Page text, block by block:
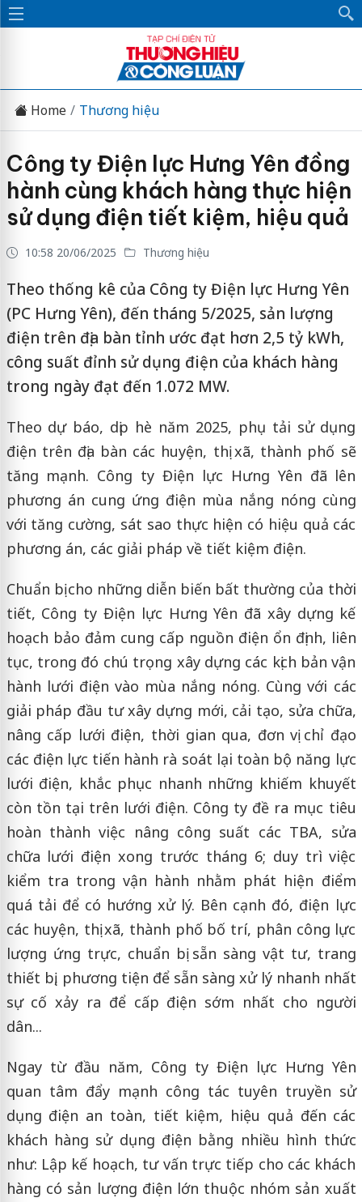
Home Thương hiệu
Công ty Điện lực Hưng Yên đồng
hành cùng khách hàng thực hiện
sử dụng điện tiết kiệm, hiệu quả
10:58 20/06/2025 Thương hiệu
Theo thống kê của Công ty Điện lực Hưng Yên
(PC Hưng Yên), đến tháng 5/2025, sản lượng
điện trên địa bàn tỉnh ước đạt hơn 2,5 tỷ kWh,
công suất đỉnh sử dụng điện của khách hàng
trong ngày đạt đến 1.072 MW.
Theo dự báo, dịp hè năm 2025, phụ tải sử dụng
điện trên địa bàn các huyện, thị xã, thành phố sẽ
tăng mạnh. Công ty Điện lực Hưng Yên đã lên
phương án cung ứng điện mùa nắng nóng cùng
với tăng cường, sát sao thực hiện có hiệu quả các
phương án, các giải pháp về tiết kiệm điện.
Chuẩn bị cho những diễn biến bất thường của thời
tiết, Công ty Điện lực Hưng Yên đã xây dựng kế
hoạch bảo đảm cung cấp nguồn điện ổn định, liên
tục, trong đó chú trọng xây dựng các kịch bản vận
hành lưới điện vào mùa nắng nóng. Cùng với các
giải pháp đầu tư xây dựng mới, cải tạo, sửa chữa,
nâng cấp lưới điện, thời gian qua, đơn vị chỉ đạo
các điện lực tiến hành rà soát lại toàn bộ năng lực
lưới điện, khắc phục nhanh những khiếm khuyết
còn tồn tại trên lưới điện. Công ty đề ra mục tiêu
hoàn thành việc nâng công suất các TBA, sửa
chữa lưới điện xong trước tháng 6; duy trì việc
kiểm tra trong vận hành nhằm phát hiện điểm
quá tải để có hướng xử lý. Bên cạnh đó, điện lực
các huyện, thị xã, thành phố bố trí, phân công lực
lượng ứng trực, chuẩn bị sẵn sàng vật tư, trang
thiết bị, phương tiện để sẵn sàng xử lý nhanh nhất
sự cố xảy ra để cấp điện sớm nhất cho người
dân...
Ngay từ đầu năm, Công ty Điện lực Hưng Yên
quan tâm đẩy mạnh công tác tuyên truyền sử
dụng điện an toàn, tiết kiệm, hiệu quả đến các
khách hàng sử dụng điện bằng nhiều hình thức
như: Lập kế hoạch, tư vấn trực tiếp cho các khách
hàng có sản lượng điện lớn thuộc nhóm sản xuất